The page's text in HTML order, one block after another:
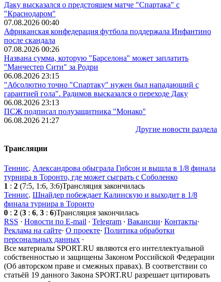
Даку высказался о предстоящем матче "Спартака" с
"Краснодаром"
07.08.2026 00:40
Африканская конфедерация футбола поддержала Инфантино
после скандала
07.08.2026 00:26
Названа сумма, которую "Барселона" может заплатить
"Манчестер Сити" за Родри
06.08.2026 23:15
"Абсолютно точно "Спартаку" нужен был нападающий с
гарантией гола". Радимов высказался о переходе Даку
06.08.2026 23:13
ПСЖ подписал полузащитника "Монако"
06.08.2026 21:27
Другие новости раздела
Трансляции
Теннис. Александрова обыграла Гибсон и вышла в 1/8 финала
турнира в Торонто, где может сыграть с Соболенко
1 : 2 (7:5, 1:6, 3:6)Трансляция закончилась
Теннис. Шнайдер побеждает Калинскую и выходит в 1/8
финала турнира в Торонто
0 : 2 (3 : 6, 3 : 6)Трансляция закончилась
RSS · Новости по E-mail · Telegram · Вакансии· Контакты·
Реклама на сайте· О проекте· Политика обработки
персональных данных ·
Все материалы SPORT.RU являются его интеллектуальной
собственностью и защищены Законом Российской Федерации
(Об авторском праве и смежных правах). В соответствии со
статьёй 19 данного Закона SPORT.RU разрешает цитировать